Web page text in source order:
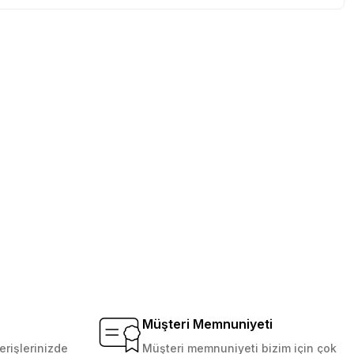
Müşteri Memnuniyeti
Müşteri memnuniyeti bizim için çok